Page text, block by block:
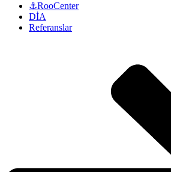
⚓RooCenter
DİA
Referanslar